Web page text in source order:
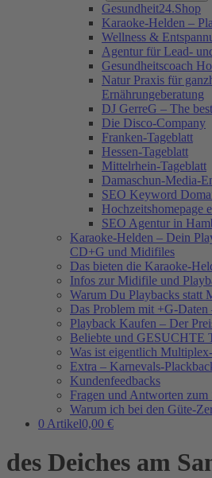
Gesundheit24.Shop
Karaoke-Helden –
Wellness &
Agentur für Lead-
Gesundheitscoach
Natur Praxis für
Ernährungeberatung
DJ GerreG – The
Die Disco-Company
Franken-Tageblatt
Hessen-Tageblatt
Mittelrhein-Tageblatt
Damaschun-Media-
SEO Keyword
Hochzeitshomepage
SEO Agentur in
Karaoke-Helden – Dein
CD+G und Midifiles
Das bieten die Karaoke-
Infos zur Midifile und
Warum Du Playbacks statt
Das Problem mit +G-Daten
Playback Kaufen – Der
Beliebte und GESUCHTE
Was ist eigentlich
Extra – Karnevals-
Kundenfeedbacks
Fragen und Antworten zum
Warum ich bei den Güte-
0 Artikel0,00 €
des Deiches am